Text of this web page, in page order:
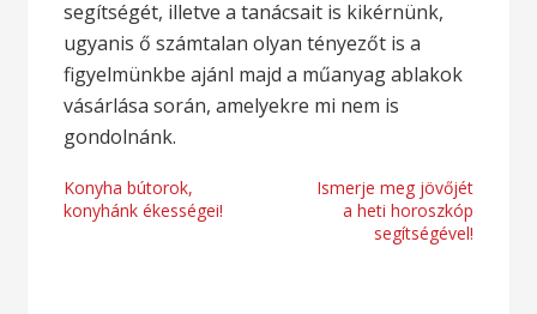
segítségét, illetve a tanácsait is kikérnünk,
ugyanis ő számtalan olyan tényezőt is a
figyelmünkbe ajánl majd a műanyag ablakok
vásárlása során, amelyekre mi nem is
gondolnánk.
Bejegyzés
Konyha bútorok,
konyhánk ékességei!
Ismerje meg jövőjét
a heti horoszkóp
segítségével!